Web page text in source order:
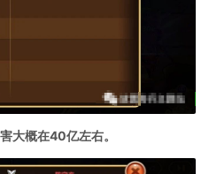
大概在40亿左右。